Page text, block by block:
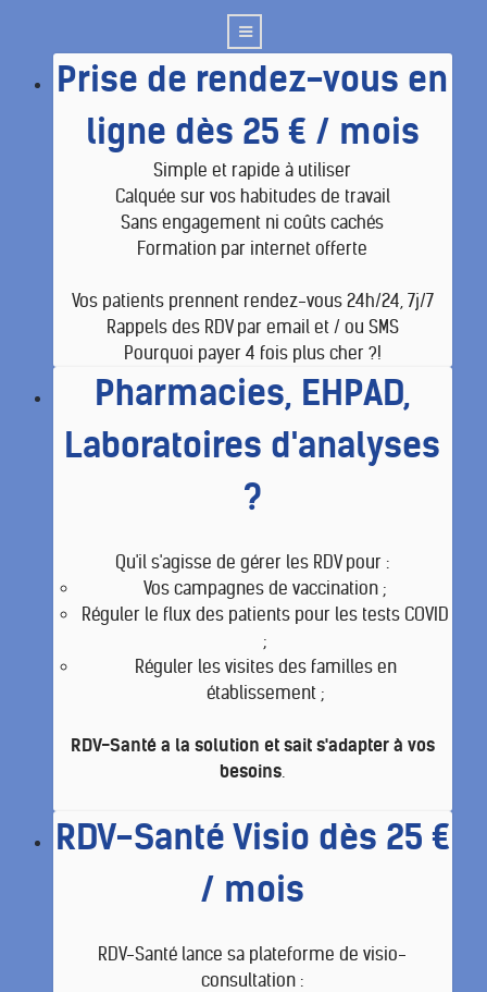
Prise de rendez-vous en
ligne dès 25 € / mois
Simple et rapide à utiliser
Calquée sur vos habitudes de travail
Sans engagement ni coûts cachés
Formation par internet offerte
Vos patients prennent rendez-vous 24h/24, 7j/7
Rappels des RDV par email et / ou SMS
Pourquoi payer 4 fois plus cher ?!
Pharmacies, EHPAD,
Laboratoires d'analyses
?
Qu'il s'agisse de gérer les RDV pour :
Vos campagnes de vaccination ;
Réguler le flux des patients pour les tests COVID
;
Réguler les visites des familles en
établissement ;
RDV-Santé a la solution et sait s'adapter à vos
besoins.
RDV-Santé Visio dès 25 €
/ mois
RDV-Santé lance sa plateforme de visio-
consultation :